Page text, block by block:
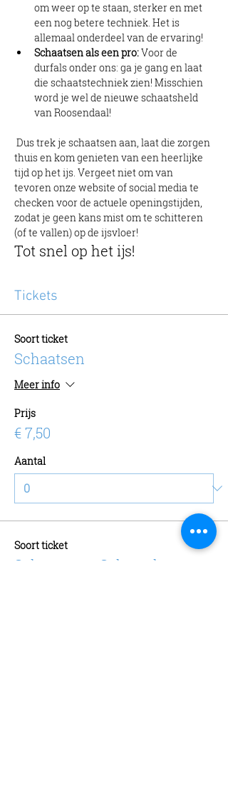
om weer op te staan, sterker en met
een nog betere techniek. Het is
allemaal onderdeel van de ervaring!
Schaatsen als een pro: Voor de
durfals onder ons: ga je gang en laat
die schaatstechniek zien! Misschien
word je wel de nieuwe schaatsheld
van Roosendaal!
thuis en kom genieten van een heerlijke
tijd op het ijs. Vergeet niet om van
tevoren onze website of social media te
checken voor de actuele openingstijden,
zodat je geen kans mist om te schitteren
(of te vallen) op de ijsvloer!
Tot snel op het ijs!
Tickets
Soort ticket
Schaatsen
Meer info
Prijs
€ 7,50
Aantal
Soort ticket
Schaatsen + Schaatshuur